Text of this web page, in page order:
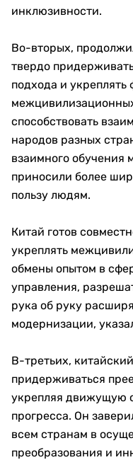
инклюзивности.
Во-вторых,
твердо
подхода и укреплять
способствовать
народов разных
взаимного
приносили более
пользу людям.
Китай готов
укреплять
обмены опытом в
управления,
рука об руку
модернизации,
В-третьих,
придерживаться
укрепляя движущую
прогресса. Он
всем странам в
преобразования и